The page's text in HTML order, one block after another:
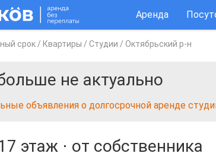
Аренда
срок / Квартиры / Студии / Октябрьский р-н
не актуально
объявления о долгосрочной аренде
этаж ⋅ от собственника